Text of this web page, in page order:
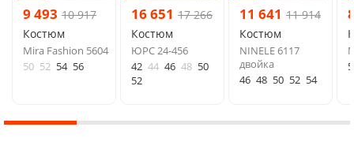
9 493 10 917
Костюм
Mira Fashion 5604
50 52 54 56
16 651 17 266
Костюм
ЮРС 24-456
42 44 46 48 50
52
11 641 11 914
Костюм
NINELE 6117
двойка
46 48 50 52 54